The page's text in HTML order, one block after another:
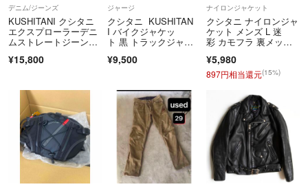
デニム/ジーンズ
KUSHITANI クシタニ
エクスプローラーデニ
ムストレートジーン
¥15,800
ジャージ
クシタニ KUSHITAN
I バイクジャケッ
ト 黒 トラックジャケ
¥9,500
ナイロンジャケット
クシタニ ナイロンジャ
ケット メンズ L 迷
彩 カモフラ 裏メッシ
プ ライダース ウィン
ドブレーカー
¥5,980
897円相当還元(15%)